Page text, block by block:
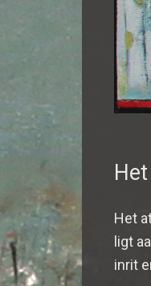
Het
ligt
inrit